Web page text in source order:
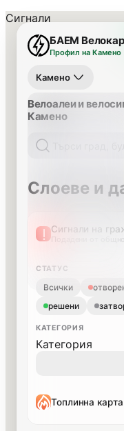
БАЕМ
Профил на Камено
Камено
Велоалеи и
Камено
Слоеве и
Сигнали на
Подадени от
СТАТУС
Всички
решени
КАТЕГОРИЯ
Категория
Топлинна карта
Сигнали